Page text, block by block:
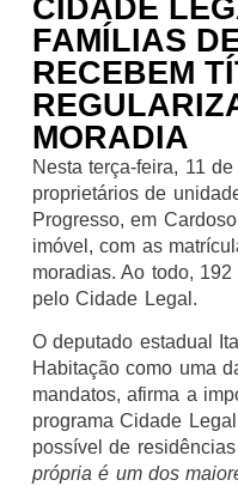
CIDADE
FAMÍLIAS
RECEBEM
MORADIA
Nesta terça-feira, 11
proprietários de
Progresso, em
imóvel, com as
moradias. Ao todo,
pelo Cidade Legal.
O deputado estadual
Habitação como uma
mandatos, afirma a
programa Cidade
possível de
própria é um dos